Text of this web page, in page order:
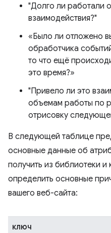
"Долго ли работали
взаимодействия?"
«Было ли отложено
обработчика
то что ещё
это время?»
"Привело ли это
объемам работы по
отрисовку
В следующей таблице
основные данные об
получить из библиотеки и
определить основные
вашего веб-сайта:
ключ